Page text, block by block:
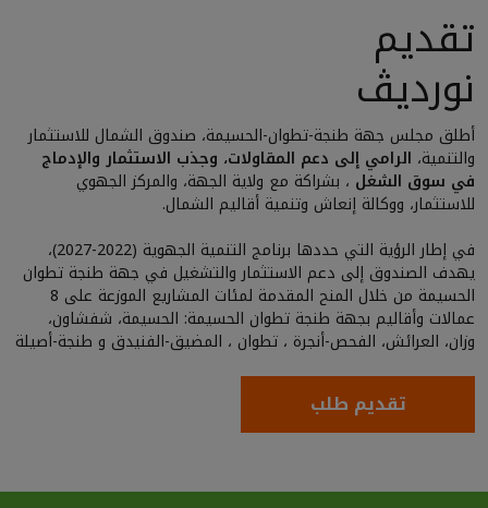
تقديم
نورديڤ
أطلق مجلس جهة طنجة-تطوان-الحسيمة، صندوق الشمال للاستثمار
والتنمية، الرامي إلى دعم المقاولات، وجذب الاستثمار والإدماج
في سوق الشغل ، بشراكة مع ولاية الجهة، والمركز الجهوي
للاستثمار، ووكالة إنعاش وتنمية أقاليم الشمال.
في إطار الرؤية التي حددها برنامج التنمية الجهوية (2022-2027)،
يهدف الصندوق إلى دعم الاستثمار والتشغيل في جهة طنجة تطوان
الحسيمة من خلال المنح المقدمة لمئات المشاريع الموزعة على 8
عمالات وأقاليم بجهة طنجة تطوان الحسيمة: الحسيمة، شفشاون،
وزان، العرائش، الفحص-أنجرة ، تطوان ، المضيق-الفنيدق و طنجة-أصيلة
تقديم طلب